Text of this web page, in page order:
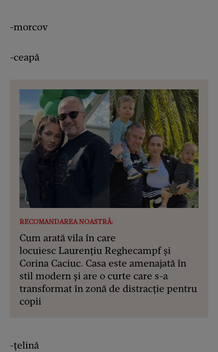
-morcov
-ceapă
RECOMANDAREA NOASTRĂ:
Cum arată vila în care
locuiesc Laurențiu Reghecampf și
Corina Caciuc. Casa este amenajată în
stil modern și are o curte care s-a
transformat în zonă de distracție pentru
copii
-țelină